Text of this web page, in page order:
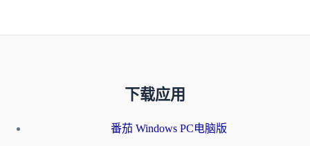
下载应用
番茄 Windows PC电脑版